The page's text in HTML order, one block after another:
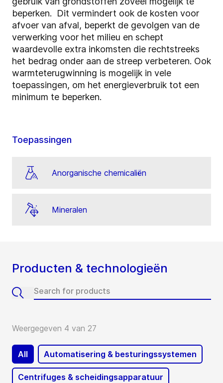
beperken. Dit vermindert ook de kosten voor
afvoer van afval, beperkt de gevolgen van de
verwerking voor het milieu en schept
waardevolle extra inkomsten die rechtstreeks
het bedrag onder aan de streep verbeteren. Ook
warmteterugwinning is mogelijk in vele
toepassingen, om het energieverbruik tot een
minimum te beperken.
Toepassingen
Anorganische chemicaliën
Mineralen
Producten & technologieën
Weergegeven 4 van 27
All Automatisering & besturingssystemen
Centrifuges & scheidingsapparatuur